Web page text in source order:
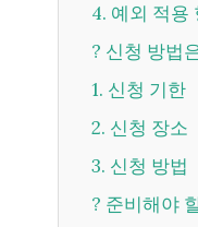
4. 예외 적
? 신청 방법
1. 신청 기한
2. 신청 장소
3. 신청 방법
? 준비해야